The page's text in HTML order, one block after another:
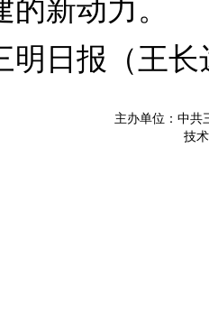
新动力。
日报（王长
主办单位：中
技